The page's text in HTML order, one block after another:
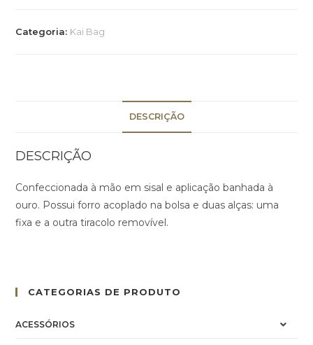
Categoria: Kai Bag
DESCRIÇÃO
DESCRIÇÃO
Confeccionada à mão em sisal e aplicação banhada à
ouro. Possui forro acoplado na bolsa e duas alças: uma
fixa e a outra tiracolo removível.
CATEGORIAS DE PRODUTO
ACESSÓRIOS